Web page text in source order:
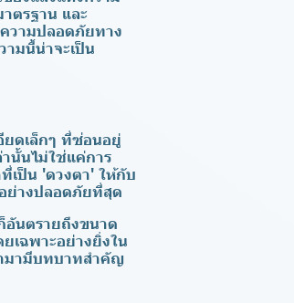
ตรฐาน และ
วามปลอดภัยทาง
มนี้น่าจะเป็น
ยดเล็กๆ ที่ซ่อนอยู่
นั้นไม่ใช่แค่การ
ป็น 'ดวงตา' ให้กับ
ย่างปลอดภัยที่สุด
อันตรายถึงขนาด
เฉพาะอย่างยิ่งใน
ามามีบทบาทสำคัญ